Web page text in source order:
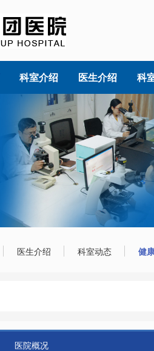
科室介绍 医生介绍 科
医生介绍 科室动态 健
医院概况